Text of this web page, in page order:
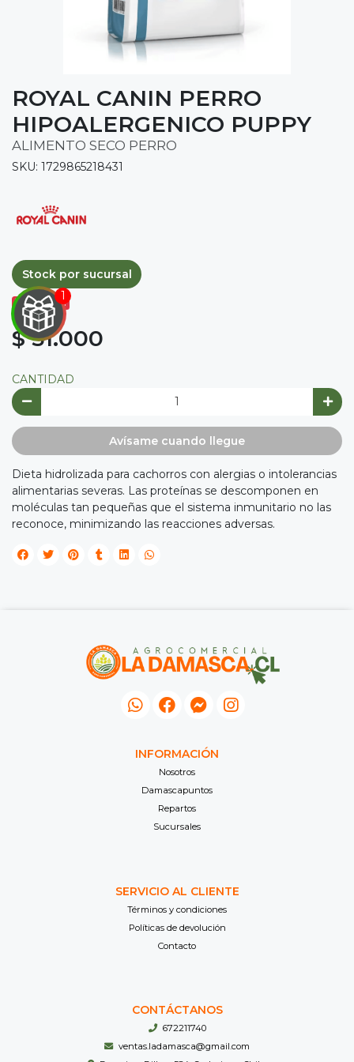
correo
por
JUGAR
ROYAL CANIN PERRO
HIPOALERGENICO PUPPY
ALIMENTO SECO PERRO
SKU: 1729865218431
Stock por sucursal
Agotado.
$ 51.000
CANTIDAD
Avísame cuando llegue
Dieta hidrolizada para cachorros con alergias o intolerancias
alimentarias severas. Las proteínas se descomponen en
moléculas tan pequeñas que el sistema inmunitario no las
reconoce, minimizando las reacciones adversas.
INFORMACIÓN
Nosotros
Damascapuntos
Repartos
Sucursales
SERVICIO AL CLIENTE
Términos y condiciones
Políticas de devolución
Contacto
CONTÁCTANOS
672211740
ventas.ladamasca@gmail.com